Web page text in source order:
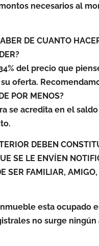
necesarios al
DE CUANTO
del precio que
oferta.
POR MENOS?
se acredita en el
DEBEN
SE LE ENVÍEN
SER FAMILIAR,
esta ocupado
no surge